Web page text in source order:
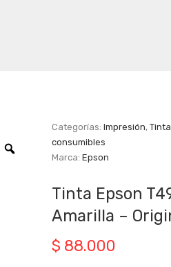
Categorías:Impresión,
consumibles
Marca:Epson
Tinta Epson
Amarilla –
$ 88.000